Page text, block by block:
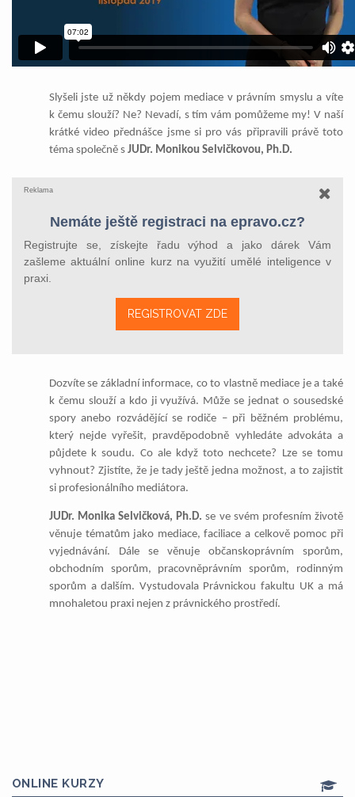
Slyšeli jste už někdy pojem mediace v právním smyslu a víte
k čemu slouží? Ne? Nevadí, s tím vám pomůžeme my! V naší
krátké video přednášce jsme si pro vás připravili právě toto
téma společně s JUDr. Monikou Selvičkovou, Ph.D.
Reklama
Nemáte ještě registraci na epravo.cz?
Registrujte se, získejte řadu výhod a jako dárek Vám
zašleme aktuální online kurz na využití umělé inteligence v
praxi.
REGISTROVAT ZDE
Dozvíte se základní informace, co to vlastně mediace je a také
k čemu slouží a kdo ji využívá. Může se jednat o sousedské
spory anebo rozvádějící se rodiče – při běžném problému,
který nejde vyřešit, pravděpodobně vyhledáte advokáta a
půjdete k soudu. Co ale když toto nechcete? Lze se tomu
vyhnout? Zjistíte, že je tady ještě jedna možnost, a to zajistit
si profesionálního mediátora.
JUDr. Monika Selvičková, Ph.D. se ve svém profesním životě
věnuje tématům jako mediace, faciliace a celkově pomoc při
vyjednávání. Dále se věnuje občanskoprávním sporům,
obchodním sporům, pracovněprávním sporům, rodinným
sporům a dalším. Vystudovala Právnickou fakultu UK a má
mnohaletou praxi nejen z právnického prostředí.
ONLINE KURZY